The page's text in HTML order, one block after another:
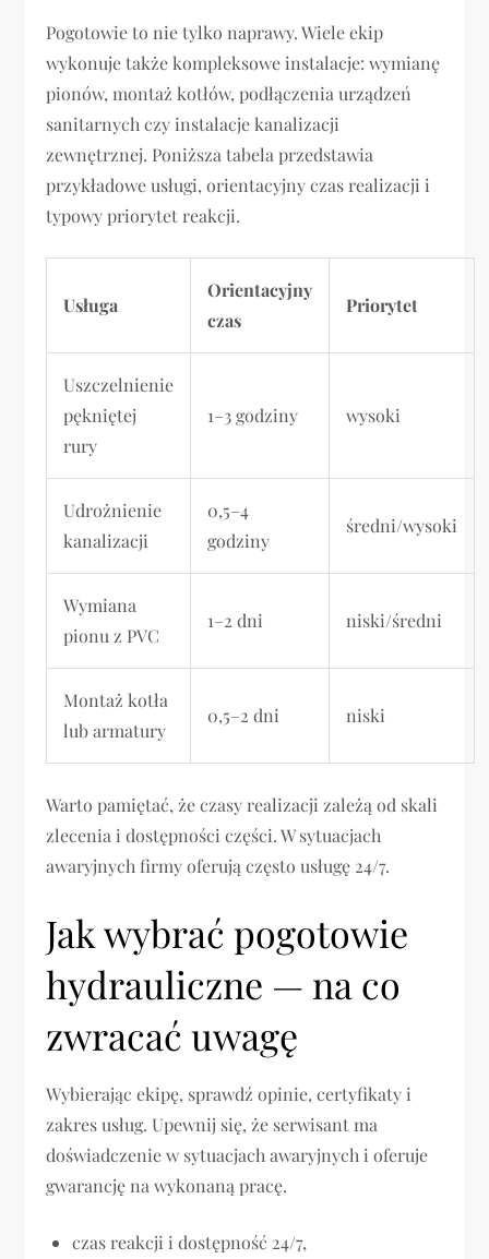
Pogotowie to nie tylko naprawy. Wiele ekip
wykonuje także kompleksowe instalacje: wymianę
pionów, montaż kotłów, podłączenia urządzeń
sanitarnych czy instalacje kanalizacji
zewnętrznej. Poniższa tabela przedstawia
przykładowe usługi, orientacyjny czas realizacji i
typowy priorytet reakcji.
Usługa
Orientacyjny
czas
Priorytet
Uszczelnienie
pękniętej
rury
1–3 godziny wysoki
Udrożnienie
kanalizacji
0,5–4
godziny
średni/wysoki
Wymiana
pionu z PVC
1–2 dni niski/średni
Montaż kotła
lub armatury
0,5–2 dni niski
Warto pamiętać, że czasy realizacji zależą od skali
zlecenia i dostępności części. W sytuacjach
awaryjnych firmy oferują często usługę 24/7.
Jak wybrać pogotowie
hydrauliczne — na co
zwracać uwagę
Wybierając ekipę, sprawdź opinie, certyfikaty i
zakres usług. Upewnij się, że serwisant ma
doświadczenie w sytuacjach awaryjnych i oferuje
gwarancję na wykonaną pracę.
czas reakcji i dostępność 24/7,